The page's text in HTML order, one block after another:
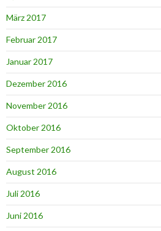
März 2017
Februar 2017
Januar 2017
Dezember 2016
November 2016
Oktober 2016
September 2016
August 2016
Juli 2016
Juni 2016